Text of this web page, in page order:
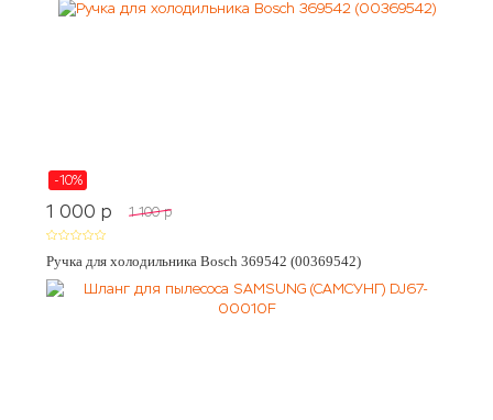
-10%
1 000 p 1 100 p
Ручка для холодильника Bosch 369542 (00369542)